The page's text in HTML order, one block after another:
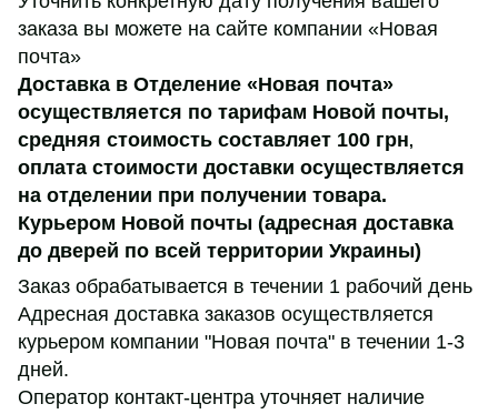
заказа вы можете на сайте компании «Новая
почта»
Доставка в Отделение «Новая почта»
осуществляется по тарифам Новой почты,
средняя стоимость составляет 100 грн,
оплата стоимости доставки осуществляется
на отделении при получении товара.
Курьером Новой почты (адресная доставка
до дверей по всей территории Украины)
Заказ обрабатывается в течении 1 рабочий день
Адресная доставка заказов осуществляется
курьером компании "Новая почта" в течении 1-3
дней.
Оператор контакт-центра уточняет наличие